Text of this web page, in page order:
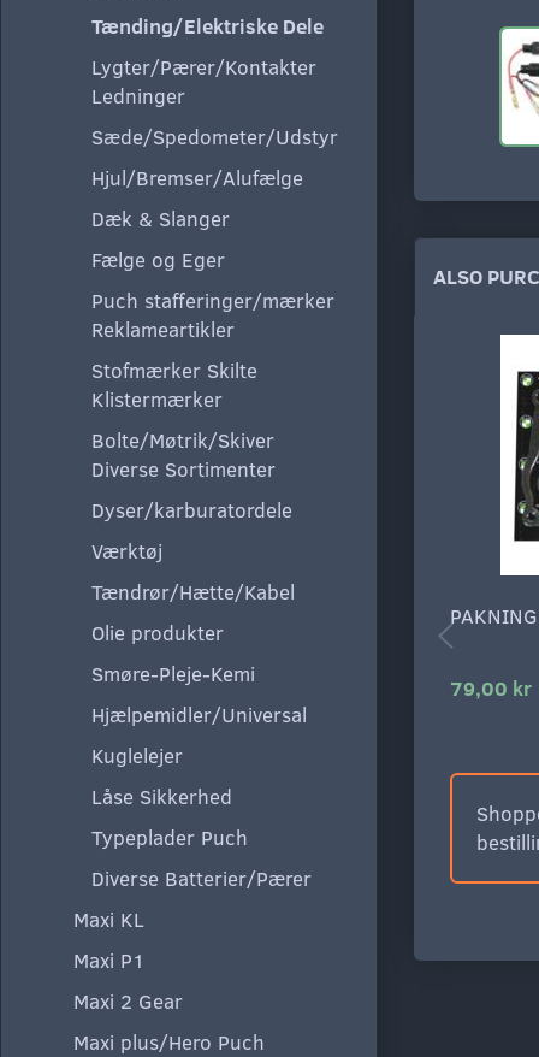
Tænding/Elektriske Dele
Lygter/Pærer/Kontakter
Ledninger
Sæde/Spedometer/Udstyr
Hjul/Bremser/Alufælge
Dæk & Slanger
Fælge og Eger
Puch stafferinger/mærker
Reklameartikler
Stofmærker Skilte
Klistermærker
Bolte/Møtrik/Skiver
Diverse Sortimenter
Dyser/karburatordele
Værktøj
Tændrør/Hætte/Kabel
Olie produkter
Smøre-Pleje-Kemi
Hjælpemidler/Universal
Kuglelejer
Låse Sikkerhed
Typeplader Puch
Diverse Batterier/Pærer
Maxi KL
Maxi P1
Maxi 2 Gear
Maxi plus/Hero Puch
ALSO
79,00 kr